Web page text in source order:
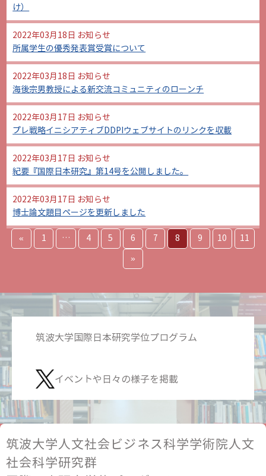
筑波大学人文社会ビジネス科学学術院人文
社会科学研究群
け）
2022年03月18日 お知らせ
所属学生の優秀発表賞受賞について
2022年03月18日 お知らせ
海後宗男教授による新交流コミュニティのローンチ
2022年03月17日 お知らせ
プレ戦略イニシアティブDDPIウェブサイトのリンクを収載
2022年03月17日 お知らせ
紀要『国際日本研究』第14号を公開しました。
2022年03月17日 お知らせ
博士論文題目ページを更新しました
« 1 … 4 5 6 7 8 9 10
11
»
筑波大学国際日本研究学位プログラム
イベントや日々の様子を掲載